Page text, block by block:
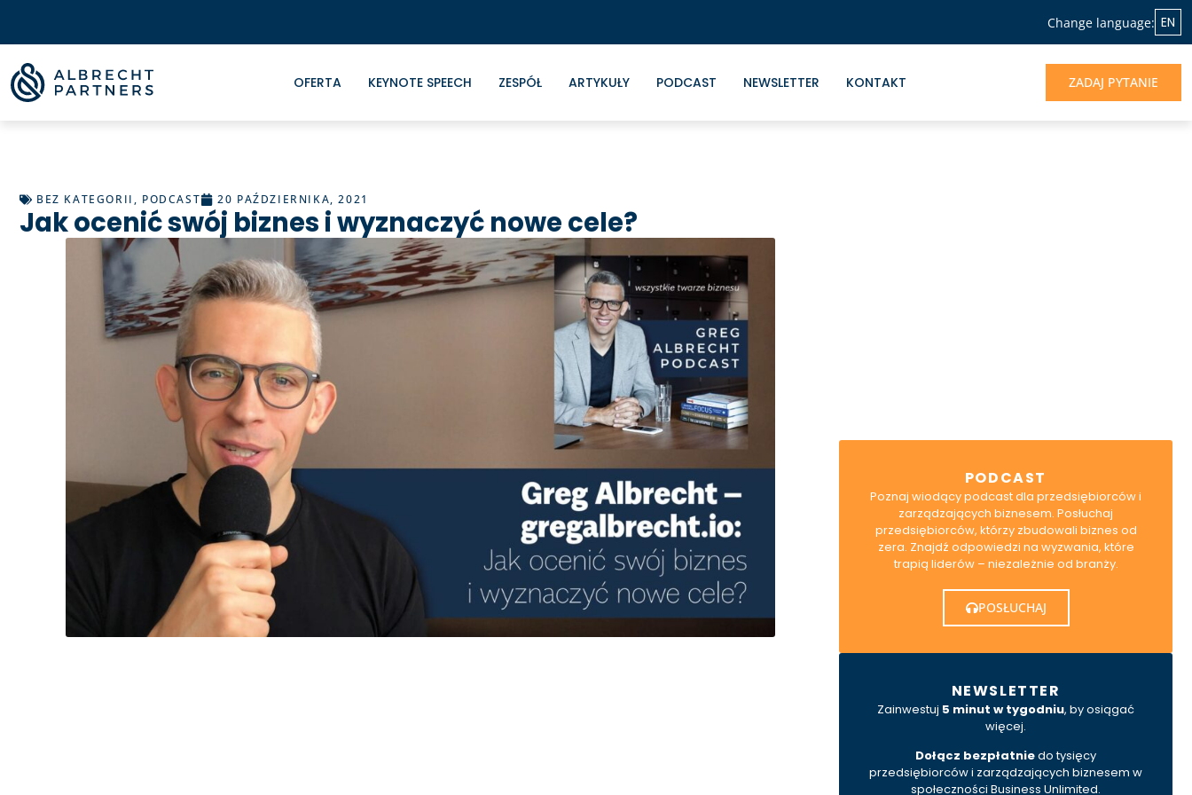
Change language: EN
OFERTA KEYNOTE SPEECH ZESPÓŁ ARTYKUŁY PODCAST NEWSLETTER KONTAKT ZADAJ PYTANIE
BEZ KATEGORII , PODCAST 20 PAŹDZIERNIKA, 2021
Jak ocenić swój biznes i wyznaczyć nowe cele?
PODCAST
Poznaj wiodący podcast dla przedsiębiorców i
zarządzających biznesem. Posłuchaj
przedsiębiorców, którzy zbudowali biznes od
zera. Znajdź odpowiedzi na wyzwania, które
trapią liderów – niezależnie od branży.
POSŁUCHAJ
NEWSLETTER
Zainwestuj 5 minut w tygodniu, by osiągać
więcej.
Dołącz bezpłatniedo tysięcy
przedsiębiorców i zarządzających biznesem w
społeczności Business Unlimited.